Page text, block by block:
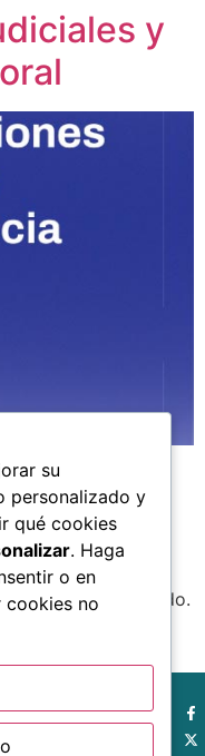
y
y la violencia
interacción de la
las primeras
2025. La violencia
en México, que
y genera miedo.
su
personalizado y
qué cookies
. Haga
o en
cookies no